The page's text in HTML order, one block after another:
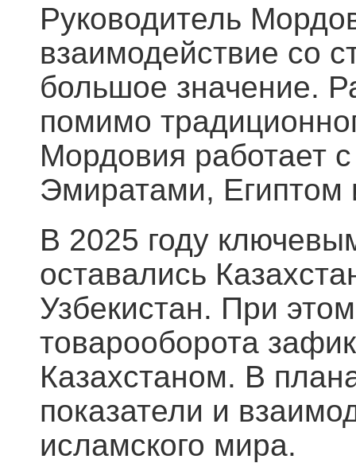
Руководитель
взаимодействие со
большое значение.
помимо
Мордовия работает
Эмиратами, Египтом
В 2025 году
оставались
Узбекистан. При
товарооборота
Казахстаном. В
показатели и
исламского мира.